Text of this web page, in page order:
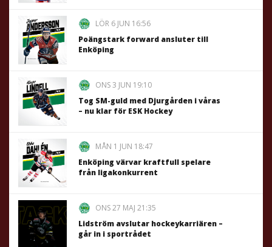
LÖR 6 JUN 16:56
Poängstark forward ansluter till
Enköping
ONS 3 JUN 19:10
Tog SM-guld med Djurgården i våras
– nu klar för ESK Hockey
MÅN 1 JUN 18:47
Enköping värvar kraftfull spelare
från ligakonkurrent
ONS 27 MAJ 21:35
Lidström avslutar hockeykarriären –
går in i sportrådet